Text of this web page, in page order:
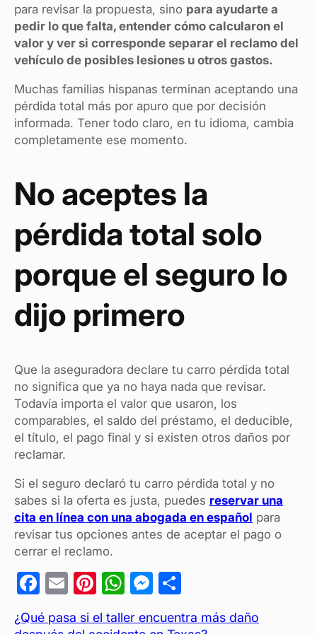
para revisar la propuesta, sino para ayudarte a
pedir lo que falta, entender cómo calcularon el
valor y ver si corresponde separar el reclamo del
vehículo de posibles lesiones u otros gastos.
Muchas familias hispanas terminan aceptando una
pérdida total más por apuro que por decisión
informada. Tener todo claro, en tu idioma, cambia
completamente ese momento.
No aceptes la
pérdida total solo
porque el seguro lo
dijo primero
Que la aseguradora declare tu carro pérdida total
no significa que ya no haya nada que revisar.
Todavía importa el valor que usaron, los
comparables, el saldo del préstamo, el deducible,
el título, el pago final y si existen otros daños por
reclamar.
Si el seguro declaró tu carro pérdida total y no
sabes si la oferta es justa, puedes reservar una
cita en línea con una abogada en español para
revisar tus opciones antes de aceptar el pago o
cerrar el reclamo.
F
a
c
E
ail
Pi
nt
er
W
at
M
se
o
m
¿Qué pasa si el taller encuentra más daño